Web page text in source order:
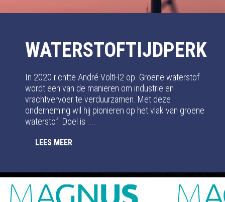
WATERSTOFTIJDPERK
In 2020 richtte André VoltH2 op. Groene waterstof
wordt een van de manieren om industrie en
vrachtvervoer te verduurzamen. Met deze
onderneming wil hij pionieren op het vlak van groene
waterstof. Doel is ....
LEES MEER